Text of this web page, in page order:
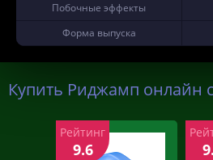
Побочные эффекты
Форма выпуска
Купить Риджамп онлайн
Рейтинг
9.6